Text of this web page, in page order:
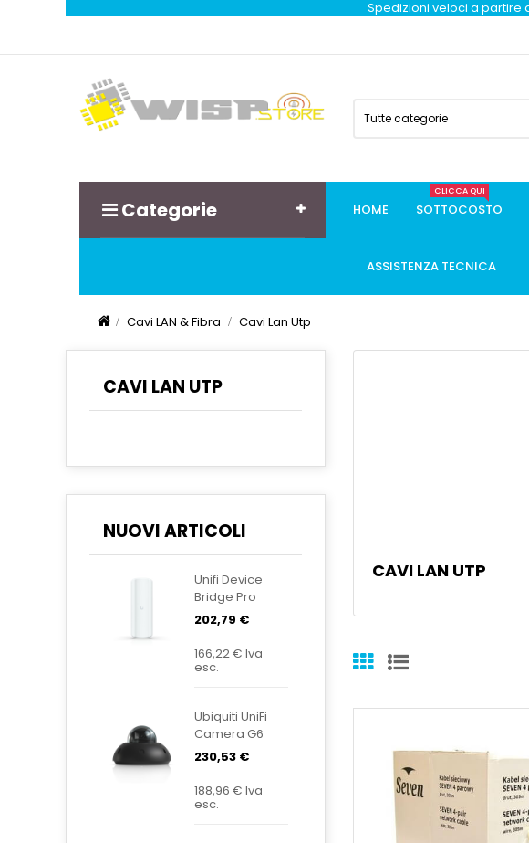
Spedizioni veloci a partire
Tutte categorie
Categorie HOME SOTTOCOSTO
CLICCA QUI
ASSISTENZA TECNICA
Cavi LAN & Fibra Cavi Lan Utp
CAVI LAN UTP
NUOVI ARTICOLI
Unifi Device
Bridge Pro
Sector UDB-
202,79 €
166,22 € Iva
esc.
Ubiquiti UniFi
Camera G6
Dome Black
Dome-B
230,53 €
188,96 € Iva
esc.
CAVI LAN UTP